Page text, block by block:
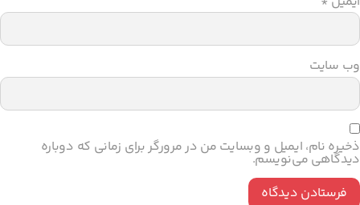
سایت
نام، ایمیل و وبسایت من در مرورگر برای زمانی که دوباره
می‌نویسم.